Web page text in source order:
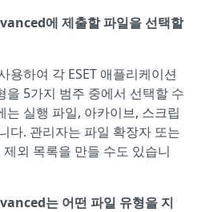
에 제출할 파일을 선택할
용하여 각 ESET 애플리케이션
을 5가지 범주 중에서 선택할 수
는 실행 파일, 아카이브, 스크립
다. 관리자는 파일 확장자 또는
외 목록을 만들 수도 있습니
는 어떤 파일 유형을 지